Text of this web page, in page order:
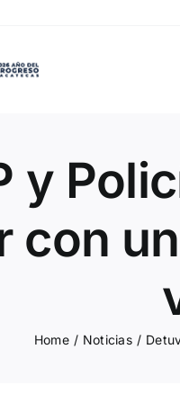
y
con
Home / Noticias /